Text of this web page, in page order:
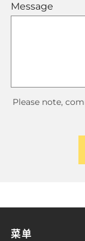
Message
Please note,
菜单